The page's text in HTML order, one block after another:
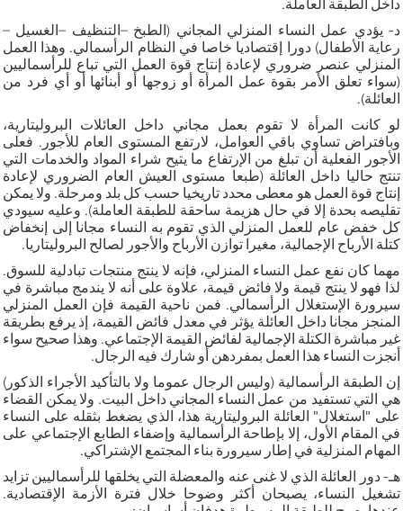
داخل الطبقة العاملة.
د- يؤدي عمل النساء المنزلي المجاني (الطبخ –التنظيف –الغسيل –
رعاية الأطفال) دورا إقتصاديا خاصا في النظام الرأسمالي. وهذا العمل
المنزلي عنصر ضروري لإعادة إنتاج قوة العمل التي تباع للرأسماليين
(سواء تعلق الأمر بقوة عمل المرأة أو زوجها أو أبنائها أو أي فرد من
العائلة).
لو كانت المرأة لا تقوم بعمل مجاني داخل العائلات البروليتارية،
وبافتراض تساوي باقي العوامل، لارتفع المستوى العام للأجور. فعلى
الأجور الفعلية أن تبلغ من الإرتفاع ما يتيح شراء المواد والخدمات التي
تنتج حاليا داخل العائلة (طبعا مستوى العيش العام الضروري لإعادة
إنتاج قوة العمل هو معطى محدد تاريخيا حسب كل بلد ومرحلة. ولا يمكن
تقليصه بحدة إلا في حال هزيمة ساحقة للطبقة العاملة). وعليه سيودي
كل خفض عام للعمل المنزلي الذي تقوم به النساء مجانا إلى إنخفاض
كتلة الأرباح الإجمالية، مغيرا توازن الأرباح والأجور لصالح البروليتاريا.
مهما كان نفع عمل النساء المنزلي، فإنه لا ينتج منتجات تبادلية للسوق.
لذا فهو لا ينتج قيمة ولا فائض قيمة، علاوة على أنه لا يندمج مباشرة في
سيرورة الإستغلال الرأسمالي. فمن ناحية القيمة فإن العمل المنزلي
المنجز مجانا داخل العائلة يؤثر في معدل فائض القيمة، إذ يرفع بطريقة
غير مباشرة الكتلة الإجمالية لفائض القيمة الإجتماعي. وهذا صحيح سواء
أنجزت النساء هذا العمل بمفردهن أو شارك فيه الرجال.
إن الطبقة الرأسمالية (وليس الرجال عموما ولا بالتأكيد الأجراء الذكور)
هي التي تستفيد من عمل النساء المجاني داخل البيت. ولا يمكن القضاء
على "استغلال" العائلة البروليتارية هذا، الذي يضغط بثقله على النساء
في المقام الأول، إلا بإطاحة الرأسمالية وإضفاء الطابع الإجتماعي على
المهام المنزلية في إطار سيرورة بناء المجتمع الإشتراكي.
هـ- دور العائلة الذي لا غنى عنه والمعضلة التي يخلقها للرأسماليين تزايد
تشغيل النساء، يصبحان أكثر وضوحا خلال فترة الأزمة الإقتصادية.